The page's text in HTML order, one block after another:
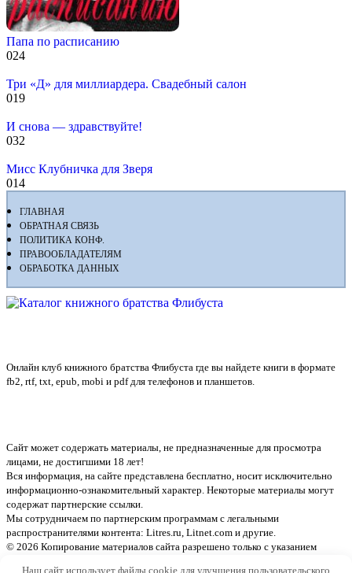
Папа по расписанию
024
Три «Д» для миллиардера. Свадебный салон
019
И снова — здравствуйте!
032
Мисс Клубничка для Зверя
014
ГЛАВНАЯ
ОБРАТНАЯ СВЯЗЬ
ПОЛИТИКА КОНФ.
ПРАВООБЛАДАТЕЛЯМ
ОБРАБОТКА ДАННЫХ
Онлайн клуб книжного братства Флибуста где вы найдете книги в формате
fb2, rtf, txt, epub, mobi и pdf для телефонов и планшетов.
Сайт может содержать материалы, не предназначенные для просмотра
лицами, не достигшими 18 лет!
Вся информация, на сайте представлена бесплатно, носит исключительно
информационно-ознакомительный характер. Некоторые материалы могут
содержат партнерские ссылки.
Мы сотрудничаем по партнерским программам с легальными
распространителями контента: Litres.ru, Litnet.com и другие.
© 2026 Копирование материалов сайта разрешено только с указанием
Наш сайт использует файлы cookie для улучшения пользовательского